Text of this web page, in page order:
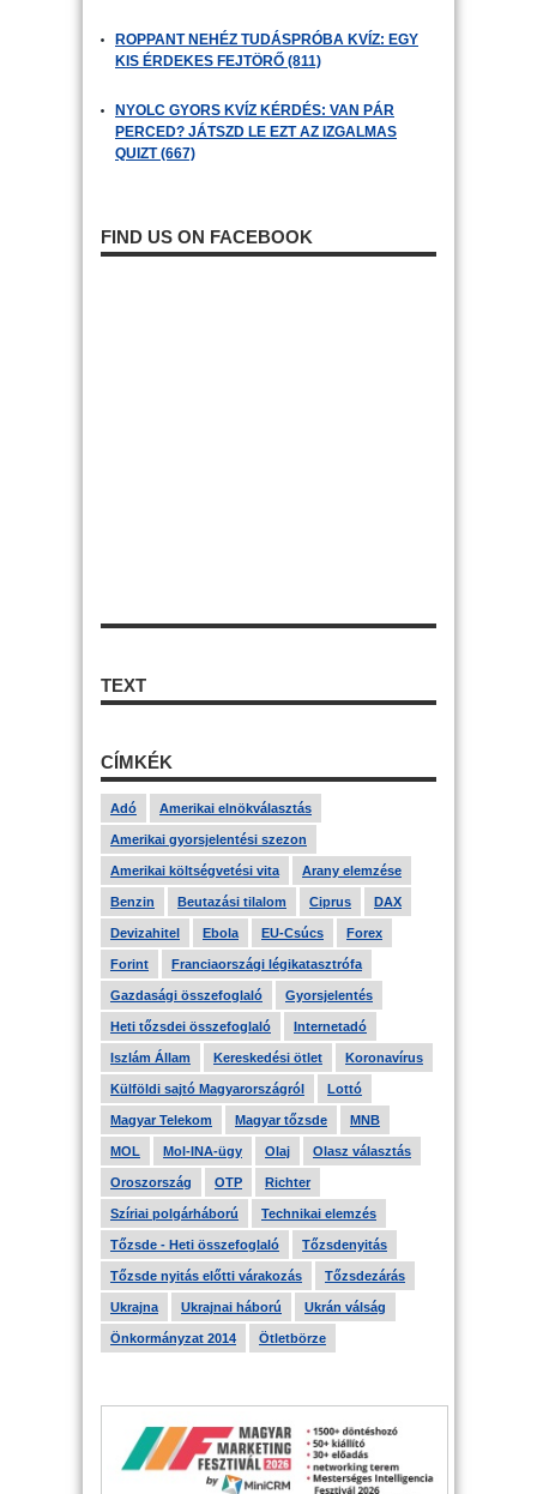
ROPPANT NEHÉZ TUDÁSPRÓBA KVÍZ: EGY
KIS ÉRDEKES FEJTÖRŐ (811)
NYOLC GYORS KVÍZ KÉRDÉS: VAN PÁR
PERCED? JÁTSZD LE EZT AZ IZGALMAS
QUIZT (667)
FIND US ON FACEBOOK
TEXT
CÍMKÉK
Adó Amerikai elnökválasztás
Amerikai gyorsjelentési szezon
Amerikai költségvetési vita Arany elemzése
Benzin Beutazási tilalom Ciprus DAX
Devizahitel Ebola EU-Csúcs Forex
Forint Franciaországi légikatasztrófa
Gazdasági összefoglaló Gyorsjelentés
Heti tőzsdei összefoglaló Internetadó
Iszlám Állam Kereskedési ötlet Koronavírus
Külföldi sajtó Magyarországról Lottó
Magyar Telekom Magyar tőzsde MNB
MOL Mol-INA-ügy Olaj Olasz választás
Oroszország OTP Richter
Szíriai polgárháború Technikai elemzés
Tőzsde - Heti összefoglaló Tőzsdenyitás
Tőzsde nyitás előtti várakozás Tőzsdezárás
Ukrajna Ukrajnai háború Ukrán válság
Önkormányzat 2014 Ötletbörze